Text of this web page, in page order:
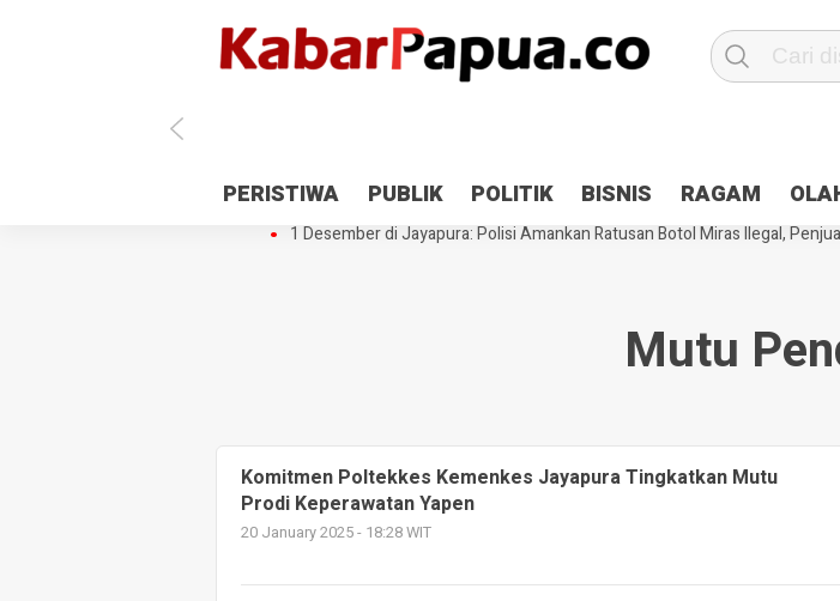
PERISTIWA PUBLIK POLITIK BISNIS RAGAM
Antisipasi 1 Desember, TNI Polri Patroli 2×24 jam di Kota Jayapura
Gedung Perpustakaan SMPN 5 Sentani Terbakar
Hibah Pilkada
1 Desember di Jayapura: Polisi Amankan Ratusan Botol Miras Ilegal,
Mutu
Komitmen Poltekkes Kemenkes Jayapura Tingkatkan Mutu
Prodi Keperawatan Yapen
20 January 2025 - 18:28 WIT